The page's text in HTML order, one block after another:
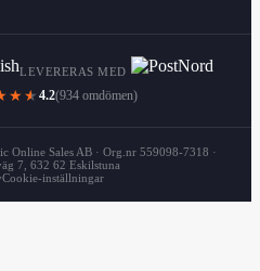
LEVERERAS MED
★ 4.2(934 omdömen)
Online Sales AB · Org.nr 559098-7318 ·
7, 632 62 Eskilstuna
Cookie-inställningar